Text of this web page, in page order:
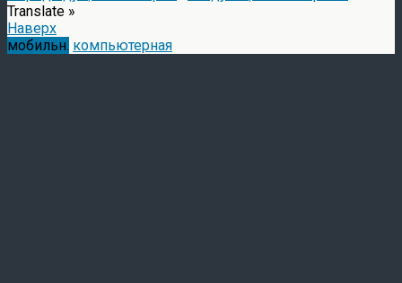
Translate »
Наверх
мобильн. компьютерная